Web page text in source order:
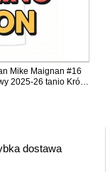
Mike Maignan #16
2025-26 tanio Krótki
dostawa